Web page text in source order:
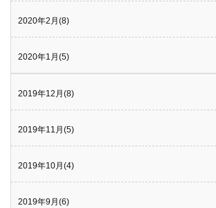
2020年2月(8)
2020年1月(5)
2019年12月(8)
2019年11月(5)
2019年10月(4)
2019年9月(6)